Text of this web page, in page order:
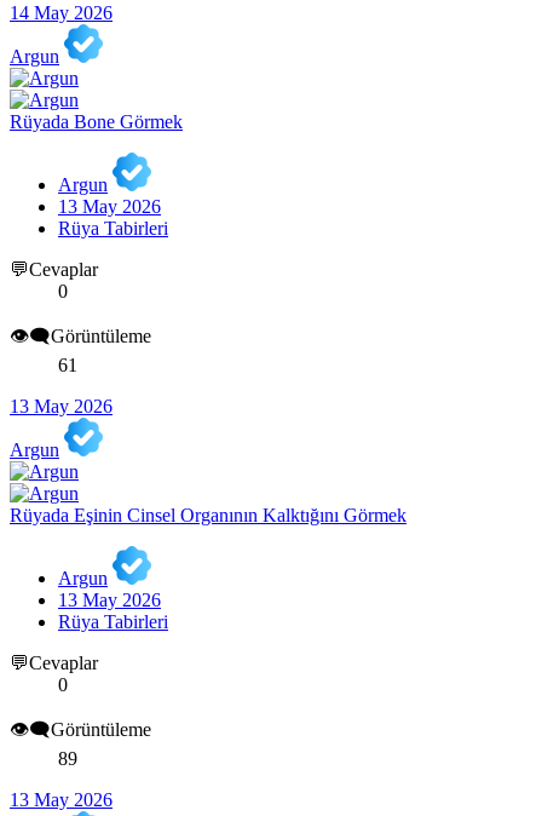
14 May 2026
Argun
Rüyada Bone Görmek
Argun
13 May 2026
Rüya Tabirleri
💬Cevaplar
0
👁️‍🗨️Görüntüleme
61
13 May 2026
Argun
Rüyada Eşinin Cinsel Organının Kalktığını Görmek
Argun
13 May 2026
Rüya Tabirleri
💬Cevaplar
0
👁️‍🗨️Görüntüleme
89
13 May 2026